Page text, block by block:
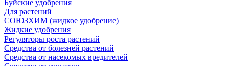
Буйские удобрения
Для растений
СОЮЗХИМ (жидкое удобрение)
Жидкие удобрения
Регуляторы роста растений
Средства от болезней растений
Средства от насекомых вредителей